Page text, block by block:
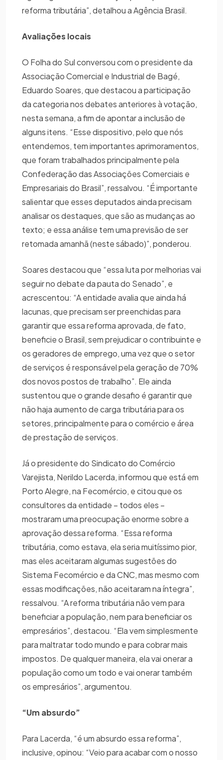
reforma tributária”, detalhou a Agência Brasil.
Avaliações locais
O Folha do Sul conversou com o presidente da
Associação Comercial e Industrial de Bagé,
Eduardo Soares, que destacou a participação
da categoria nos debates anteriores à votação,
nesta semana, a fim de apontar a inclusão de
alguns itens. “Esse dispositivo, pelo que nós
entendemos, tem importantes aprimoramentos,
que foram trabalhados principalmente pela
Confederação das Associações Comerciais e
Empresariais do Brasil”, ressalvou. “É importante
salientar que esses deputados ainda precisam
analisar os destaques, que são as mudanças ao
texto; e essa análise tem uma previsão de ser
retomada amanhã (neste sábado)”, ponderou.
Soares destacou que “essa luta por melhorias vai
seguir no debate da pauta do Senado”, e
acrescentou: “A entidade avalia que ainda há
lacunas, que precisam ser preenchidas para
garantir que essa reforma aprovada, de fato,
beneficie o Brasil, sem prejudicar o contribuinte e
os geradores de emprego, uma vez que o setor
de serviços é responsável pela geração de 70%
dos novos postos de trabalho”. Ele ainda
sustentou que o grande desafio é garantir que
não haja aumento de carga tributária para os
setores, principalmente para o comércio e área
de prestação de serviços.
Já o presidente do Sindicato do Comércio
Varejista, Nerildo Lacerda, informou que está em
Porto Alegre, na Fecomércio, e citou que os
consultores da entidade – todos eles –
mostraram uma preocupação enorme sobre a
aprovação dessa reforma. “Essa reforma
tributária, como estava, ela seria muitíssimo pior,
mas eles aceitaram algumas sugestões do
Sistema Fecomércio e da CNC, mas mesmo com
essas modificações, não aceitaram na íntegra”,
ressalvou. “A reforma tributária não vem para
beneficiar a população, nem para beneficiar os
empresários”, destacou. “Ela vem simplesmente
para maltratar todo mundo e para cobrar mais
impostos. De qualquer maneira, ela vai onerar a
população como um todo e vai onerar também
os empresários”, argumentou.
“Um absurdo”
Para Lacerda, “é um absurdo essa reforma”,
inclusive, opinou: “Veio para acabar com o nosso